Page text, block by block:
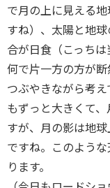
で月の上に見える
すね）、太陽と地
合が日食（こっちは
何で片一方の方が
つぶやきながら考
もずっと大きくて
すが、月の影は地
ですね。このよう
ります。